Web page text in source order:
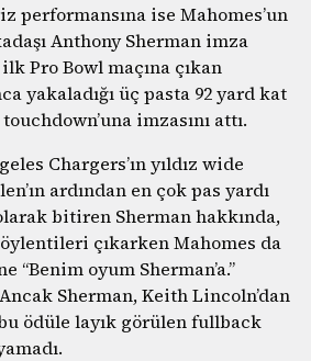
performansına ise Mahomes’un
Anthony Sherman imza
Pro Bowl maçına çıkan
yakaladığı üç pasta 92 yard kat
imzasını attı.
Chargers’ın yıldız wide
ardından en çok pas yardı
bitiren Sherman hakkında,
çıkarken Mahomes da
oyum Sherman’a.”
Sherman, Keith Lincoln’dan
ödüle layık görülen fullback